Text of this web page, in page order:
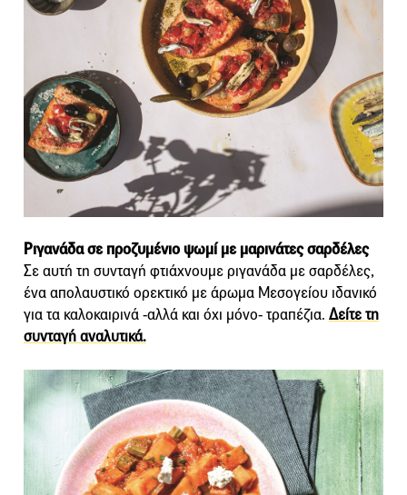
Ριγανάδα σε προζυμένιο ψωμί με μαρινάτες σαρδέλες
Σε αυτή τη συνταγή φτιάχνουμε ριγανάδα με σαρδέλες,
ένα απολαυστικό ορεκτικό με άρωμα Μεσογείου ιδανικό
για τα καλοκαιρινά -αλλά και όχι μόνο- τραπέζια. Δείτε τη
συνταγή αναλυτικά.